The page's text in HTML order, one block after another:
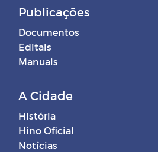
Publicações
Documentos
Editais
Manuais
A Cidade
História
Hino Oficial
Notícias